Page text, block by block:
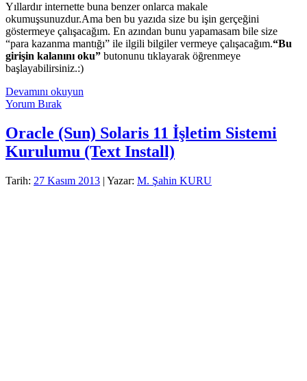
Yıllardır internette buna benzer onlarca makale
okumuşsunuzdur.Ama ben bu yazıda size bu işin gerçeğini
göstermeye çalışacağım. En azından bunu yapamasam bile size
“para kazanma mantığı” ile ilgili bilgiler vermeye çalışacağım.“Bu
girişin kalanını oku” butonunu tıklayarak öğrenmeye
başlayabilirsiniz.:)
Devamını okuyun
Kazanma
Yolları
Yorum Bırak
Oracle (Sun) Solaris 11 İşletim Sistemi
Kurulumu (Text Install)
Tarih: 27 Kasım 2013 | Yazar: M. Şahin KURU